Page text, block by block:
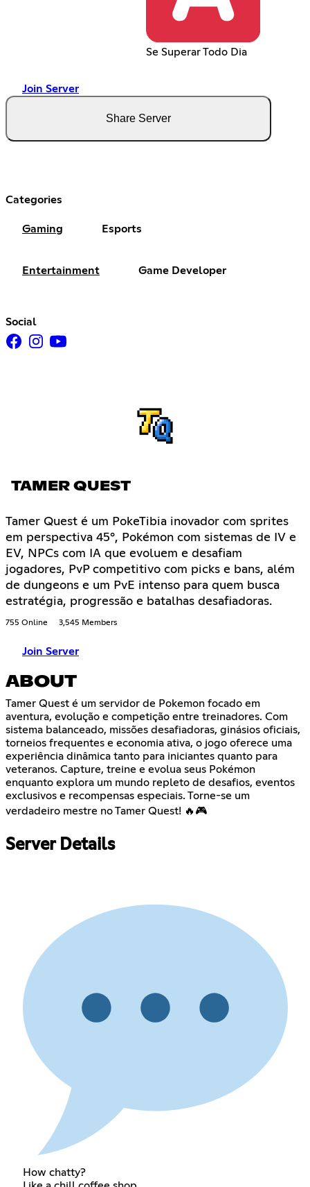
Se Superar Todo Dia
Join Server
Share Server
Categories
Gaming Esports
Entertainment Game Developer
Social
TAMER QUEST
Tamer Quest é um PokeTibia inovador com sprites
em perspectiva 45°, Pokémon com sistemas de IV e
EV, NPCs com IA que evoluem e desafiam
jogadores, PvP competitivo com picks e bans, além
de dungeons e um PvE intenso para quem busca
estratégia, progressão e batalhas desafiadoras.
755 Online 3,545 Members
Join Server
ABOUT
Tamer Quest é um servidor de Pokemon focado em
aventura, evolução e competição entre treinadores. Com
sistema balanceado, missões desafiadoras, ginásios oficiais,
torneios frequentes e economia ativa, o jogo oferece uma
experiência dinâmica tanto para iniciantes quanto para
veteranos. Capture, treine e evolua seus Pokémon
enquanto explora um mundo repleto de desafios, eventos
exclusivos e recompensas especiais. Torne-se um
verdadeiro mestre no Tamer Quest! 🔥🎮
Server Details
How chatty?